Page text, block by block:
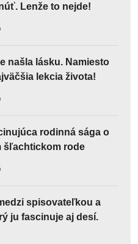
Lenže to nejde!
našla lásku. Namiesto
lekcia života!
rodinná sága o
šľachtickom rode
spisovateľkou a
ju fascinuje aj desí.